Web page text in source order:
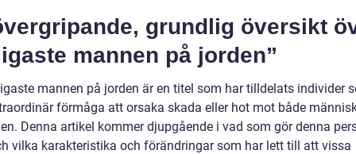
grundlig översikt
mannen på jorden”
mannen på jorden är en titel som har tilldelats individer
förmåga att orsaka skada eller hot mot både
Denna artikel kommer djupgående i vad som gör denna
vilka karakteristika och förändringar som har lett till att vissa